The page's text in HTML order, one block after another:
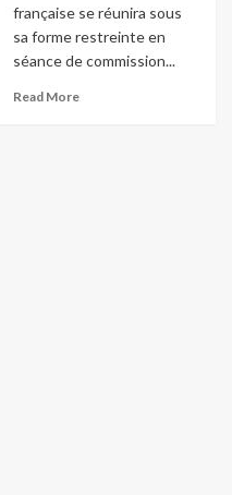
française se réunira sous
sa forme restreinte en
séance de commission...
Read More